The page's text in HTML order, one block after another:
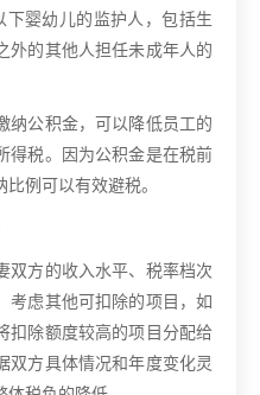
婴幼儿的监护人，包括生
外的其他人担任未成年人的
纳公积金，可以降低员工的
得税。因为公积金是在税前
例可以有效避税。
双方的收入水平、税率档次
考虑其他可扣除的项目，如
扣除额度较高的项目分配给
双方具体情况和年度变化灵